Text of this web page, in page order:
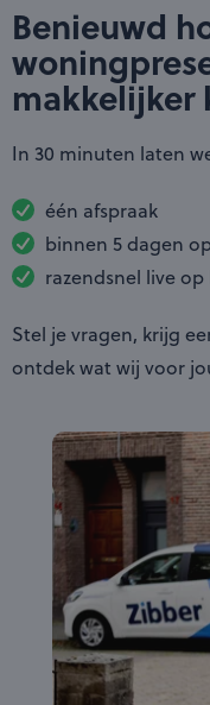
Benieuwd
makkelijker
In 30 minuten laten
één afspraak
binnen 5 dagen
razendsnel live op
Stel je vragen, krijg
ontdek wat wij voor